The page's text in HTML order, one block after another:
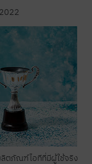
ลิตภัณฑ์ไอทีที่มีผู้ใช้จริง